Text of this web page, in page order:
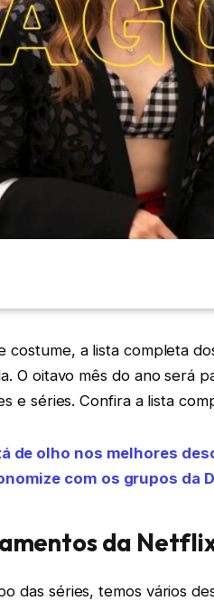
costume, a lista completa
O oitavo mês do ano será
e séries. Confira a lista
de olho nos melhores
com os grupos da
da
das séries, temos vários